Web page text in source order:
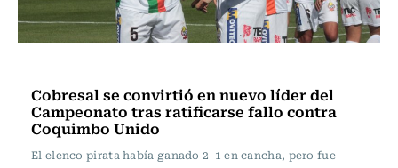
Cobresal se convirtió en nuevo líder del
Campeonato tras ratificarse fallo contra
Coquimbo Unido
El elenco pirata había ganado 2-1 en cancha, pero fue